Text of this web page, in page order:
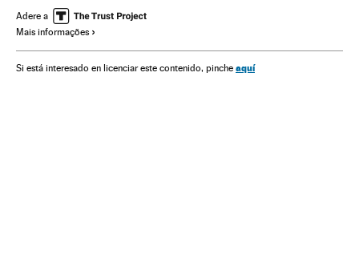
Centros investigação Universo
Astronomia
Adere a
Mais informações
Si está interesado en licenciar este contenido, pinche aquí